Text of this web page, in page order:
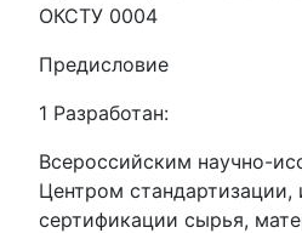
ОКСТУ 0004
Предисловие
1 Разработан:
Всероссийским научно-
Центром
сертификации сырья,